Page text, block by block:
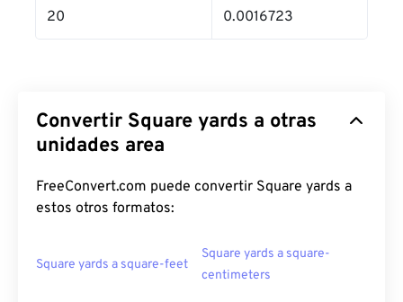
20 0.0016723
Convertir Square yards a otras
unidades area
FreeConvert.com puede convertir Square yards a
estos otros formatos:
Square yards a square-feet
Square yards a square-
centimeters